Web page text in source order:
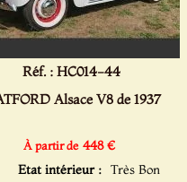
Réf. : HC014-44
Alsace V8 de 1937
À partir de 448 €
Etat intérieur : Très Bon